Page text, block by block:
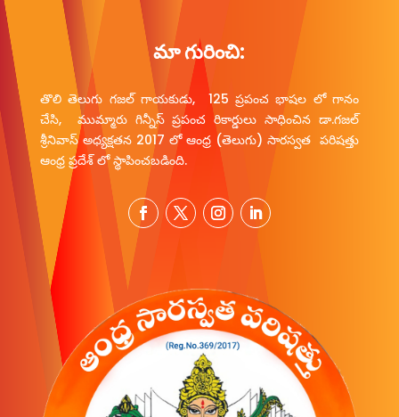
మా గురించి:
తొలి తెలుగు గజల్ గాయకుడు, 125 ప్రపంచ భాషల లో గానం
చేసి, ముమ్మారు గిన్నీస్ ప్రపంచ రికార్డులు సాధించిన డా.గజల్
శ్రీనివాస్ అధ్యక్షతన 2017 లో ఆంధ్ర (తెలుగు) సారస్వత పరిషత్తు
ఆంధ్ర ప్రదేశ్ లో స్థాపించబడింది.